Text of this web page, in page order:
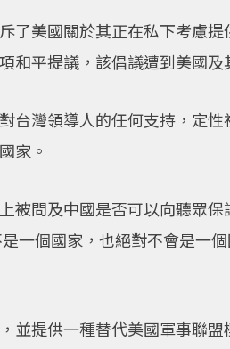
了美國關於其正在私下考慮
平提議，該倡議遭到美國及
灣領導人的任何支持，定性
家。
被問及中國是否可以向聽眾
一個國家，也絕對不會是一
並提供一種替代美國軍事聯盟